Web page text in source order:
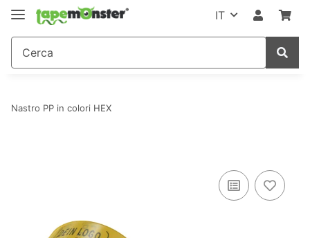
IT
Nastro PP in colori HEX